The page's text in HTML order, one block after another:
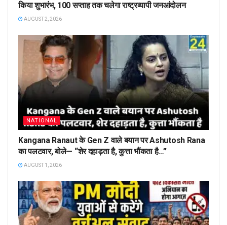
किया शुभारंभ, 100 सप्ताह तक चलेगा राष्ट्रव्यापी जनआंदोलन
AUGUST 2, 2026
NATIONAL
Kangana Ranaut के Gen Z वाले बयान पर Ashutosh Rana
का पलटवार, बोले— “शेर दहाड़ता है, कुत्ता भौंकता है…”
AUGUST 1, 2026